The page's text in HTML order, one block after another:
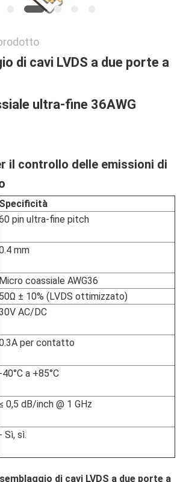
di cavi LVDS a due porte a
ultra-fine 36AWG
il controllo delle emissioni di
Specificità
pin ultra-fine pitch
mm
Micro coassiale AWG36
50Ω ± 10% (LVDS ottimizzato)
AC/DC
per contatto
-40°C a +85°C
0,5 dB/inch @ 1 GHz
- Sì, sì.
di cavi LVDS a due porte a